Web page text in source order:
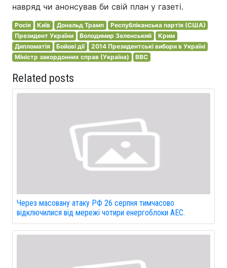
навряд чи анонсував би свій план у газеті.
Росія Київ Дональд Трамп
Республіканська партія (США)
Президент України
Володимир Зеленський
Крим
Дипломатія
Бойові дії
2014 Президентські вибори в Україні
Міністр закордонних справ (Україна)
BBC
Related posts
Через масовану атаку РФ 26 серпня тимчасово
відключилися від мережі чотири енергоблоки АЕС.